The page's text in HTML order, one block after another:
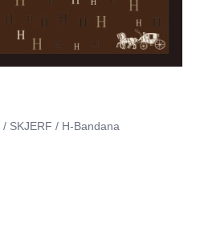
/ SKJERF / H-Bandana